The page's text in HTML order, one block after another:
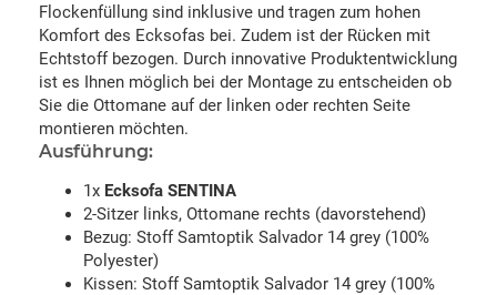
Flockenfüllung sind inklusive und tragen zum hohen
Komfort des Ecksofas bei. Zudem ist der Rücken mit
Echtstoff bezogen. Durch innovative Produktentwicklung
ist es Ihnen möglich bei der Montage zu entscheiden ob
Sie die Ottomane auf der linken oder rechten Seite
montieren möchten.
Ausführung:
1x Ecksofa SENTINA
2-Sitzer links, Ottomane rechts (davorstehend)
Bezug: Stoff Samtoptik Salvador 14 grey (100%
Polyester)
Kissen: Stoff Samtoptik Salvador 14 grey (100%